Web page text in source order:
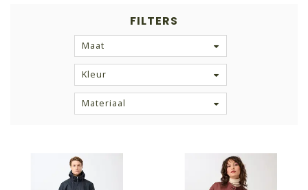
FILTERS
Maat
Kleur
Materiaal